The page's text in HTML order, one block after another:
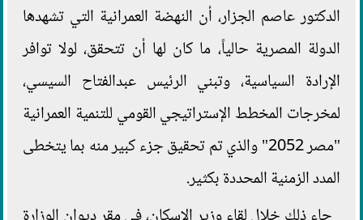
الدكتور عاصم الجزار، أن النهضة العمرانية التي تشهدها
الدولة المصرية حالياً، ما كان لها أن تتحقق، لولا توافر
الإرادة السياسية، وتبني الرئيس عبدالفتاح السيسي،
لمخرجات المخطط الإستراتيجي القومي للتنمية العمرانية
"مصر 2052" والذي تم تحقيق جزء كبير منه بما يتخطى
المدد الزمنية المحددة بكثير.